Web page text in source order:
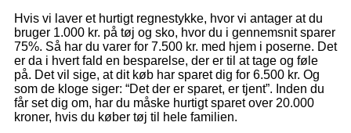
Hvis vi laver et hurtigt regnestykke, hvor vi antager at du
bruger 1.000 kr. på tøj og sko, hvor du i gennemsnit sparer
75%. Så har du varer for 7.500 kr. med hjem i poserne. Det
er da i hvert fald en besparelse, der er til at tage og føle
på. Det vil sige, at dit køb har sparet dig for 6.500 kr. Og
som de kloge siger: “Det der er sparet, er tjent”. Inden du
får set dig om, har du måske hurtigt sparet over 20.000
kroner, hvis du køber tøj til hele familien.